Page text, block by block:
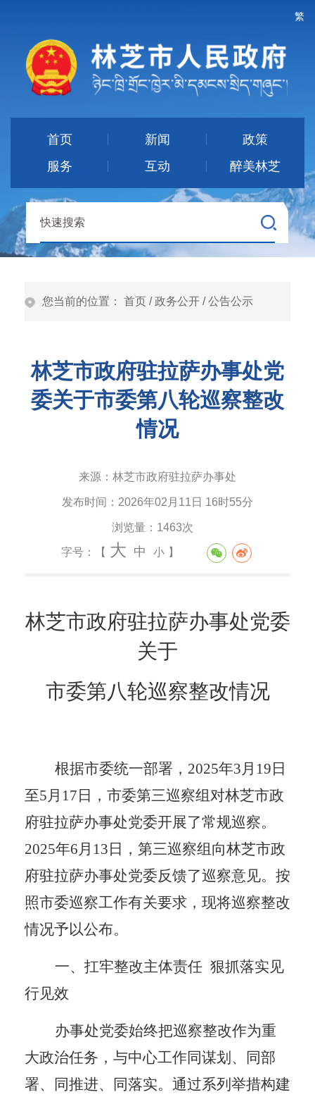
繁
首页 新闻
政策
服务
互动 醉美林芝
您当前的位置： 首页 /政务公开 /公告公示
林芝市政府驻拉萨办事处党
委关于市委第八轮巡察整改
情况
来源： 林芝市政府驻拉萨办事处
发布时间： 2026年02月11日 16时55分
浏览量： 1463次
字号：【 大 中 小 】
林芝市政府驻拉萨办事处党委
关于
市委第八轮巡察整改情况
根据市委统一部署， 2025年3月19日
至5月17日，市委第三巡察组对林芝市政
府驻拉萨办事处党委开展了常规巡察。
2025年6月13日，第三巡察组向林芝市政
府驻拉萨办事处党委反馈了巡察意见。 按
照市委巡察工作有关要求， 现将巡察整改
情况予以公布。
一、扛牢整改主体责任 狠抓落实见
行见效
办事处党委始终把巡察整改作为重
大政治任务，与中心工作同谋划、同部
署、同推进、同落实。通过系列举措构建